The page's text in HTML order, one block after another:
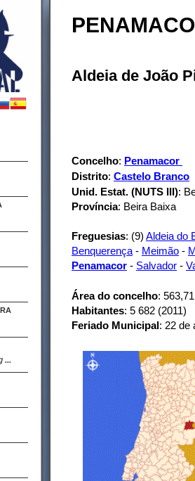
...
Aldeia de João
Concelho: Penamacor
Distrito: Castelo Branco
Unid. Estat. (NUTS III):
Província: Beira Baixa
Freguesias: (9) Aldeia do
Benquerença - Meimão -
Penamacor - Salvador -
Área do concelho:
Habitantes: 5 682 (2011)
Feriado Municipal: 22 de